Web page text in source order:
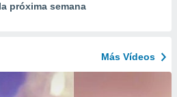
próxima semana
Más Vídeos